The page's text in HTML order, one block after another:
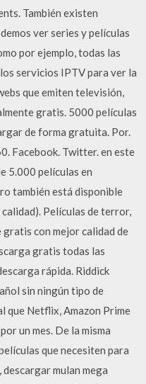
También existen
ver series y películas
por ejemplo, todas las
servicios IPTV para ver la
que emiten televisión,
gratis. 5000 películas
de forma gratuita. Por.
Facebook. Twitter. en este
5.000 películas en
también está disponible
Películas de terror,
con mejor calidad de
gratis todas las
rápida. Riddick
sin ningún tipo de
que Netflix, Amazon Prime
un mes. De la misma
que necesiten para
mulan mega